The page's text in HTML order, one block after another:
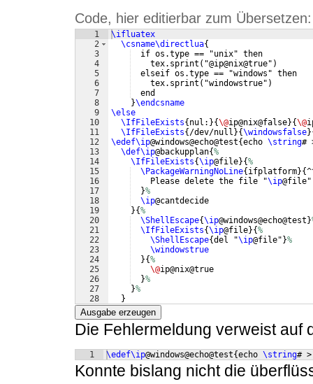
Code, hier editierbar zum Übersetzen:
1
2
3
4
5
6
7
8
9
10
11
12
13
14
15
16
17
18
19
20
21
22
23
24
25
26
27
28
\ifluatex
\csname\directlua{
  if os.type == "unix" then
    tex.sprint
( "@ip@nix@true" )
  elseif os.type == "windows" then
    tex.sprint
( "windowstrue" )
  end
}\endcsname
\else
\IfFileExists{ nul: }{\@ip@nix@false}{\@
\IfFileExists{ /dev/null }{\windowsfalse}
\edef\ip@windows@echo@test{echo \string#
\def\ip@backupplan{%
\IfFileExists{\ip@file}{%
\PackageWarningNoLine{ ifplatform}{
    Please delete the file "
\ip
}%
\ip@cantdecide
}{%
\ShellEscape{\ip@windows@echo@test }
\IfFileExists{\ip@file}{%
\ShellEscape{del "\ip@file" }%
\windowstrue
}{%
\@ip@nix@true
}%
}%
}
Ausgabe erzeugen
Die Fehlermeldung verweist auf
1 \edef\ip@windows@echo@test{echo \string#
Konnte bislang nicht die